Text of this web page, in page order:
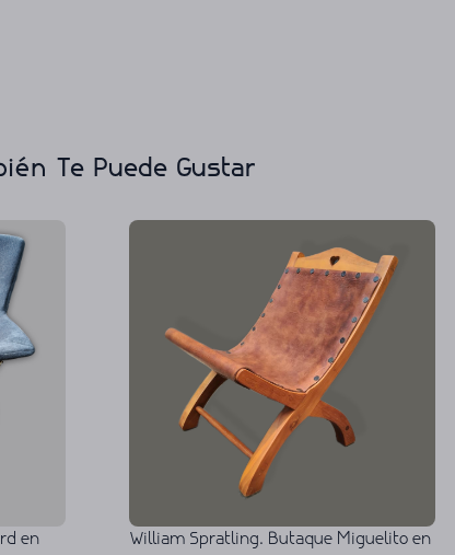
Te Puede Gustar
en
William Spratling. Butaque Miguelito en